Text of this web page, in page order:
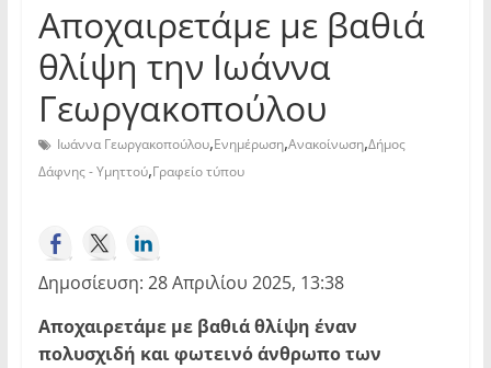
Aποχαιρετάμε με βαθιά
θλίψη την Ιωάννα
Γεωργακοπούλου
Ιωάννα Γεωργακοπούλου,Ενημέρωση,Ανακοίνωση,Δήμος
Δάφνης - Υμηττού,Γραφείο τύπου
Δημοσίευση: 28 Απριλίου 2025, 13:38
Aποχαιρετάμε με βαθιά θλίψη έναν
πολυσχιδή και φωτεινό άνθρωπο των